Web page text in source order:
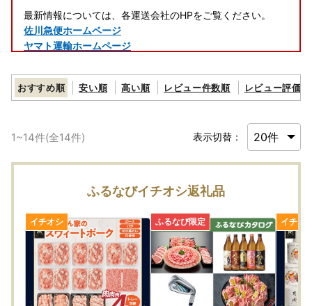
最新情報については、各運送会社のHPをご覧ください。
佐川急便ホームページ
ヤマト運輸ホームページ
-+-+-+-+-+-+-+-+-+-+-+-+-+-+-+-+-+-+-+-+-+-+-+-+-+
★登録返礼品数 約2200点以上★ あとからセレクト！！
駆け込み寄附でも安心！便利！返礼品選びに迷ったら！あと
からゆっくり選べる【ふるさとギフト】が、登場しました！
約2200点以上のお礼の品をご用意しておりますので、『忙
しくて 選ぶ時間がない』という方も、返礼品は欲しい時
に、後日ゆっくり選択できます☺
今年のふるさと納税として、とりあえずの寄附にも最適な、
あとからセレクトをぜひご利用ください♪
-+-+-+-+-+-+-+-+-+-+-+-+-+-+-+-+-+-+-+-+-+-+-+-+-+
-+-+-
おすすめ順 安い順 高い順 レビュー件数順 レビュー評価順
1~14件(全14件) 表示切替：
ふるなびイチオシ返礼品